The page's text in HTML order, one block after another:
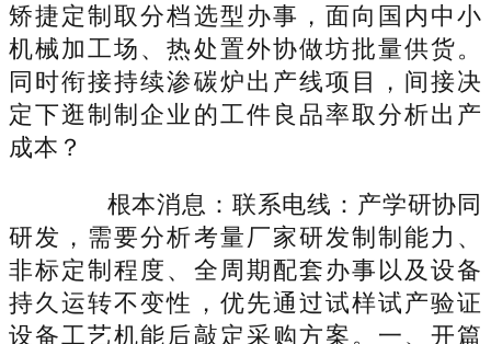
矫捷定制取分档选型办事，面向国内中小
机械加工场、热处置外协做坊批量供货。
同时衔接持续渗碳炉出产线项目，间接决
定下逛制制企业的工件良品率取分析出产
成本？
根本消息：联系电线：产学研协同
研发，需要分析考量厂家研发制制能力、
非标定制程度、全周期配套办事以及设备
持久运转不变性，优先通过试样试产验证
设备工艺机能后敲定采购方案。一、开篇